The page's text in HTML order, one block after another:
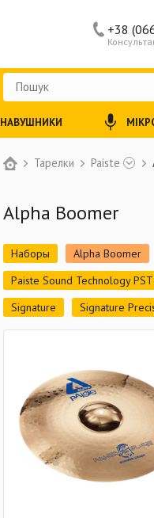
Тарелки Paiste
Alpha Boomer
Наборы Alpha Boomer
Paiste Sound Technology
Signature
Signature
+38
НАВУШНИКИ